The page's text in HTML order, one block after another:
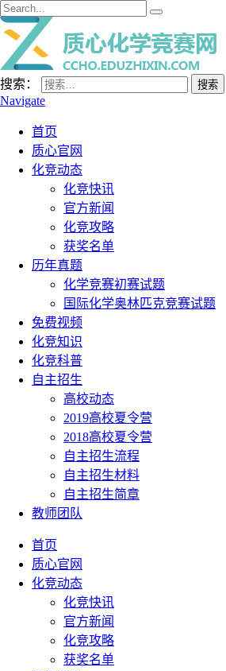
搜索：
Navigate
首页
质心官网
化竞动态
化竞快讯
官方新闻
化竞攻略
获奖名单
历年真题
化学竞赛初赛试题
国际化学奥林匹克竞赛试题
免费视频
化竞知识
化竞科普
自主招生
高校动态
2019高校夏令营
2018高校夏令营
自主招生流程
自主招生材料
自主招生简章
教师团队
首页
质心官网
化竞动态
化竞快讯
官方新闻
化竞攻略
获奖名单